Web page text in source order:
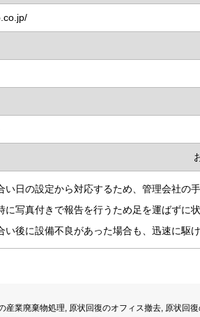
い日の設定から対応するため、管理会社の
に写真付きで報告を行うため足を運ばずに
い後に設備不良があった場合も、迅速に駆
産業廃棄物処理, 原状回復のオフィス撤去, 原状回